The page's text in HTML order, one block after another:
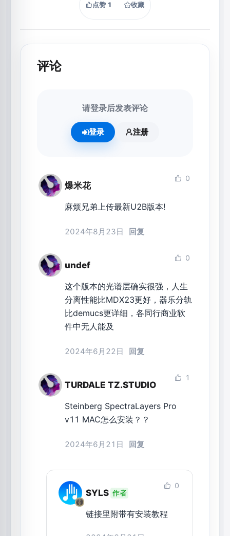
点赞 1 收藏
评论
请登录后发表评论
登录 注册
爆米花
0
麻烦兄弟上传最新U2B版本!
2024年8月23日 回复
undef
0
这个版本的光谱层确实很强，人生
分离性能比MDX23更好，器乐分轨
比demucs更详细，各同行商业软
件中无人能及
2024年6月22日 回复
TURDALE TZ.STUDIO
1
Steinberg SpectraLayers Pro
v11 MAC怎么安装？？
2024年6月21日 回复
SYLS 作者
0
链接里附带有安装教程